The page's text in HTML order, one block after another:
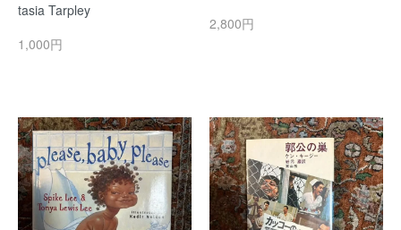
tasia Tarpley
1,000円
2,800円